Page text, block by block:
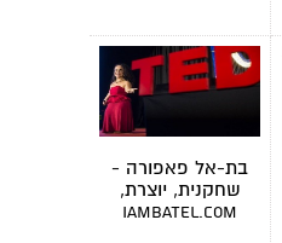
בת-אל פאפורה -
שחקנית, יוצרת,
מרצה
iambatel.com